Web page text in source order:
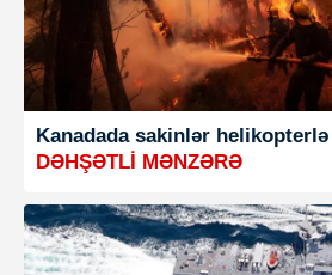
Kanadada sakinlər
DƏHŞƏTLİ MƏNZƏRƏ